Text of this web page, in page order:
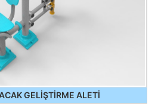
GELİŞTİRME ALETİ